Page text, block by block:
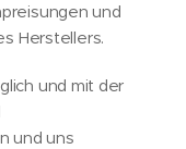
und
Herstellers.
und mit der
und uns